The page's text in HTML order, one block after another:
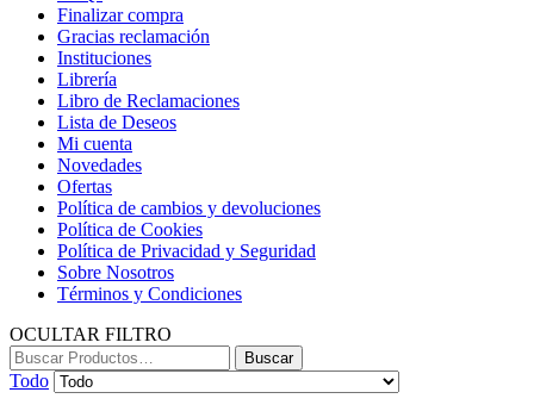
Finalizar compra
Gracias reclamación
Instituciones
Librería
Libro de Reclamaciones
Lista de Deseos
Mi cuenta
Novedades
Ofertas
Política de cambios y devoluciones
Política de Cookies
Política de Privacidad y Seguridad
Sobre Nosotros
Términos y Condiciones
OCULTAR FILTRO
Buscar:
Buscar
Todo